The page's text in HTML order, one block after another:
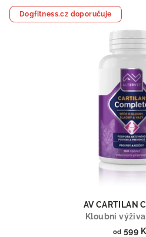
Dogfitness.cz doporučuje
AV CARTILAN
Kloubní
od 599